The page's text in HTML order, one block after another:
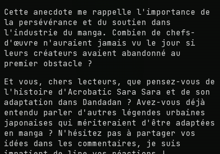
Cette anecdote me rappelle l'importance de
la persévérance et du soutien dans
l'industrie du manga. Combien de chefs-
d'œuvre n'auraient jamais vu le jour si
leurs créateurs avaient abandonné au
premier obstacle ?
Et vous, chers lecteurs, que pensez-vous de
l'histoire d'Acrobatic Sara Sara et de son
adaptation dans Dandadan ? Avez-vous déjà
entendu parler d'autres légendes urbaines
japonaises qui mériteraient d'être adaptées
en manga ? N'hésitez pas à partager vos
idées dans les commentaires, je suis